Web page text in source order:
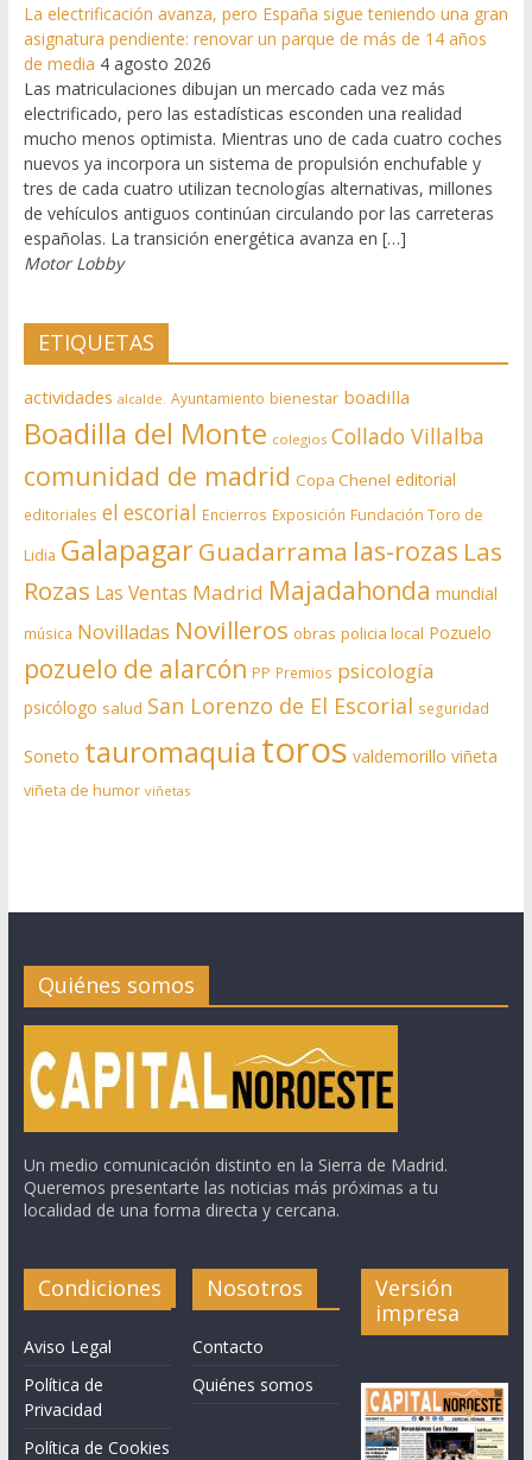
La electrificación avanza, pero España sigue teniendo una gran
asignatura pendiente: renovar un parque de más de 14 años
de media 4 agosto 2026
Las matriculaciones dibujan un mercado cada vez más
electrificado, pero las estadísticas esconden una realidad
mucho menos optimista. Mientras uno de cada cuatro coches
nuevos ya incorpora un sistema de propulsión enchufable y
tres de cada cuatro utilizan tecnologías alternativas, millones
de vehículos antiguos continúan circulando por las carreteras
españolas. La transición energética avanza en […]
Motor Lobby
ETIQUETAS
actividades alcalde. Ayuntamiento bienestar boadilla
Boadilla del Monte colegios Collado Villalba
comunidad de madrid Copa Chenel editorial
editoriales el escorial Encierros Exposición Fundación Toro de
Lidia Galapagar Guadarrama las-rozas Las
Rozas Las Ventas Madrid Majadahonda mundial
música Novilladas Novilleros obras policia local Pozuelo
pozuelo de alarcón PP Premios psicología
psicólogo salud San Lorenzo de El Escorial seguridad
Soneto tauromaquia toros valdemorillo viñeta
viñeta de humor viñetas
Quiénes somos
Un medio comunicación distinto en la Sierra de Madrid.
Queremos presentarte las noticias más próximas a tu
localidad de una forma directa y cercana.
Condiciones
Aviso Legal
Política de
Privacidad
Política de Cookies
Nosotros
Contacto
Quiénes somos
Versión
impresa